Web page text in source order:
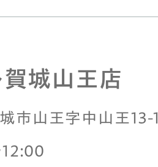
城山王店
市山王字中山王13-1